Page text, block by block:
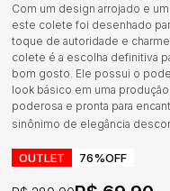
Com um design arrojado e
este colete foi desenhado
toque de autoridade e
colete é a escolha definitiva
bom gosto. Ele possui o
look básico em uma
poderosa e pronta para
sinônimo de elegância
OUTLET 76%OFF